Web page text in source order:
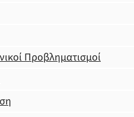
Προβληματισμοί